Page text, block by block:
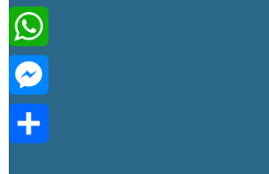
Twitter
WhatsApp
Messenger